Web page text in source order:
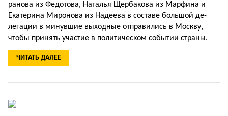
ранова из Федотова, Наталья Щербакова из Марфина и
Екатерина Миронова из На­деева в составе большой де­
легации в минувшие выход­ные отправились в Москву,
чтобы принять участие в по­литическом событии страны.
ЧИТАТЬ ДАЛЕЕ